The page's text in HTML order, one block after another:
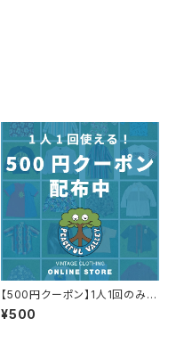
【500円クーポン】1人1回のみご
利用可能！
¥500